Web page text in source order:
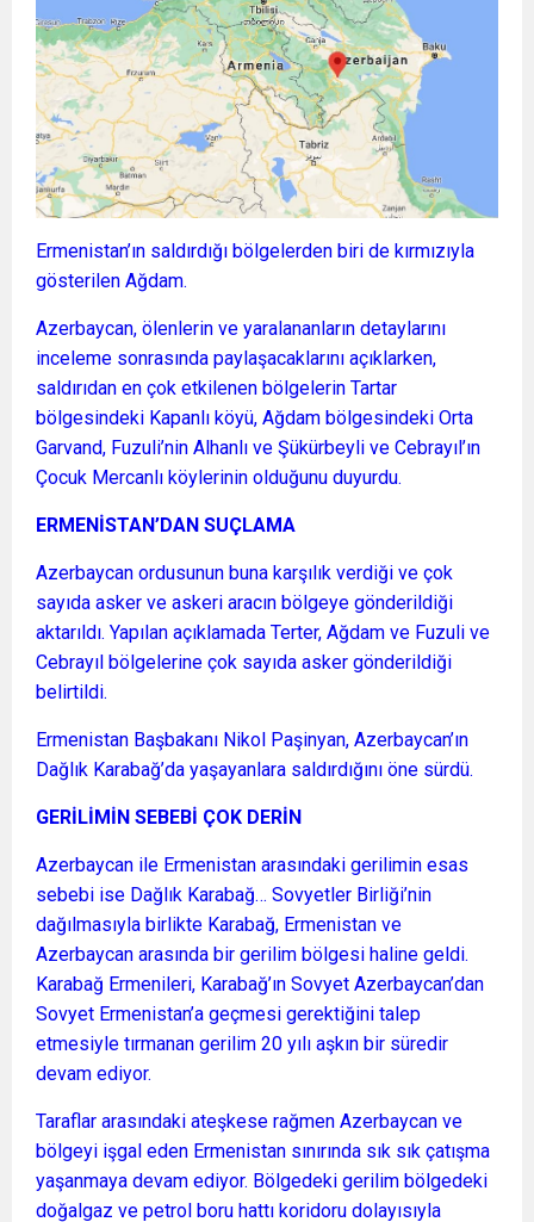
Ermenistan’ın saldırdığı bölgelerden biri de kırmızıyla
gösterilen Ağdam.
Azerbaycan, ölenlerin ve yaralananların detaylarını
inceleme sonrasında paylaşacaklarını açıklarken,
saldırıdan en çok etkilenen bölgelerin Tartar
bölgesindeki Kapanlı köyü, Ağdam bölgesindeki Orta
Garvand, Fuzuli’nin Alhanlı ve Şükürbeyli ve Cebrayıl’ın
Çocuk Mercanlı köylerinin olduğunu duyurdu.
ERMENİSTAN’DAN SUÇLAMA
Azerbaycan ordusunun buna karşılık verdiği ve çok
sayıda asker ve askeri aracın bölgeye gönderildiği
aktarıldı. Yapılan açıklamada Terter, Ağdam ve Fuzuli ve
Cebrayıl bölgelerine çok sayıda asker gönderildiği
belirtildi.
Ermenistan Başbakanı Nikol Paşinyan, Azerbaycan’ın
Dağlık Karabağ’da yaşayanlara saldırdığını öne sürdü.
GERİLİMİN SEBEBİ ÇOK DERİN
Azerbaycan ile Ermenistan arasındaki gerilimin esas
sebebi ise Dağlık Karabağ… Sovyetler Birliği’nin
dağılmasıyla birlikte Karabağ, Ermenistan ve
Azerbaycan arasında bir gerilim bölgesi haline geldi.
Karabağ Ermenileri, Karabağ’ın Sovyet Azerbaycan’dan
Sovyet Ermenistan’a geçmesi gerektiğini talep
etmesiyle tırmanan gerilim 20 yılı aşkın bir süredir
devam ediyor.
Taraflar arasındaki ateşkese rağmen Azerbaycan ve
bölgeyi işgal eden Ermenistan sınırında sık sık çatışma
yaşanmaya devam ediyor. Bölgedeki gerilim bölgedeki
doğalgaz ve petrol boru hattı koridoru dolayısıyla